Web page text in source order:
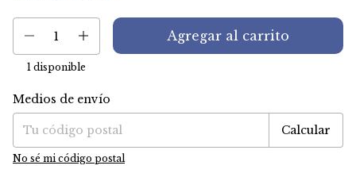
1 disponible
Entregas para el CP:
Medios de envío
Calcular
No sé mi código postal